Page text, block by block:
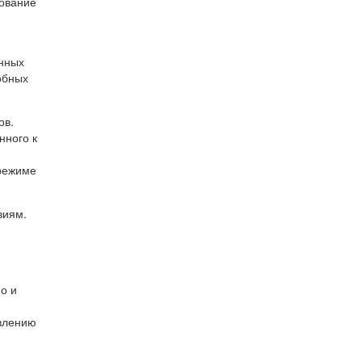
к
и